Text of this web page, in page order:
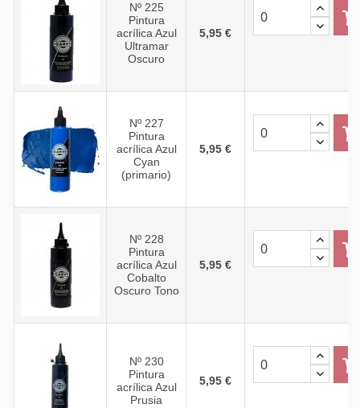
Nº 225
Pintura
acrílica Azul
Ultramar
Oscuro
5,95 €
Nº 227
Pintura
acrílica Azul
Cyan
(primario)
5,95 €
Nº 228
Pintura
acrílica Azul
Cobalto
Oscuro Tono
5,95 €
Nº 230
Pintura
acrílica Azul
Prusia
5,95 €